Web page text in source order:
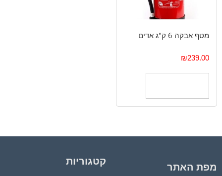
מטף אבקה 6 ק"ג אדים
₪239.00
מפת האתר קטגוריות